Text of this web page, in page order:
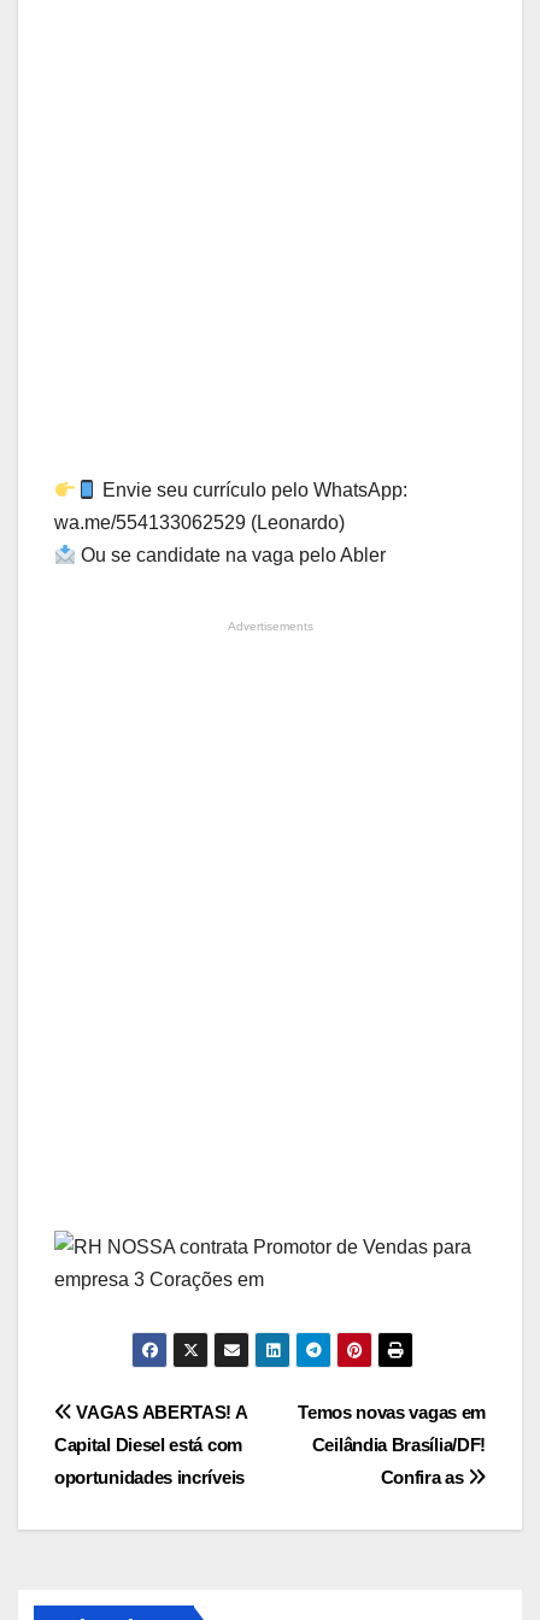
Envie seu currículo pelo WhatsApp:
wa.me/554133062529 (Leonardo)
Ou se candidate na vaga pelo Abler
Advertisements
Navegação
de
Post
Temos novas vagas em
Ceilândia Brasília/DF!
Confira as
VAGAS ABERTAS! A
Capital Diesel está com
oportunidades incríveis